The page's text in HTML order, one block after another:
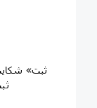
ثبت ۲۵ درصد